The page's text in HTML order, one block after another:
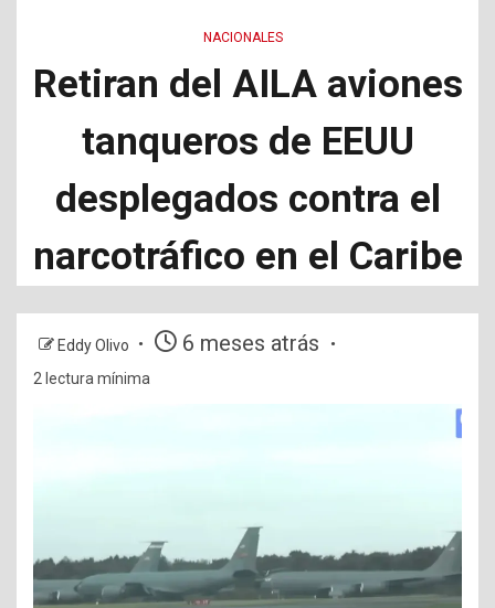
NACIONALES
Retiran del AILA aviones
tanqueros de EEUU
desplegados contra el
narcotráfico en el Caribe
Eddy Olivo 6 meses atrás
2 lectura mínima